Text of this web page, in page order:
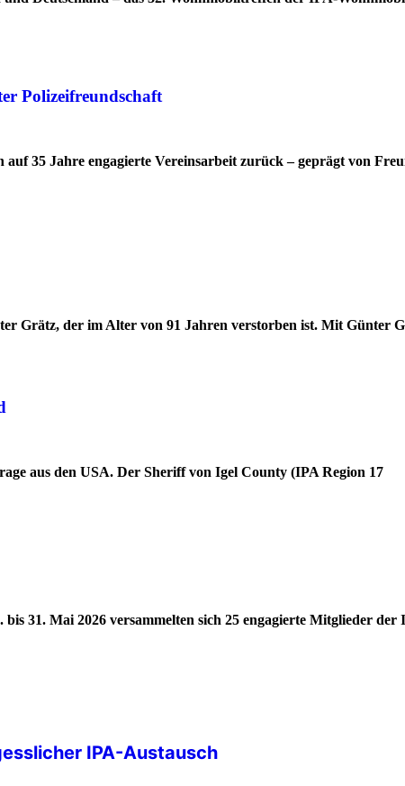
Polizeifreundschaft
35 Jahre engagierte Vereinsarbeit zurück – geprägt von
Grätz, der im Alter von 91 Jahren verstorben ist. Mit Günter
aus den USA. Der Sheriff von Igel County (IPA Region 17
31. Mai 2026 versammelten sich 25 engagierte Mitglieder der
IPA-Austausch